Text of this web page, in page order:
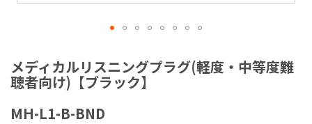
メディカルリスニングプラグ(軽度・中等度難
聴者向け)【ブラック】
MH-L1-B-BND
メ
ー
ジ
ャ